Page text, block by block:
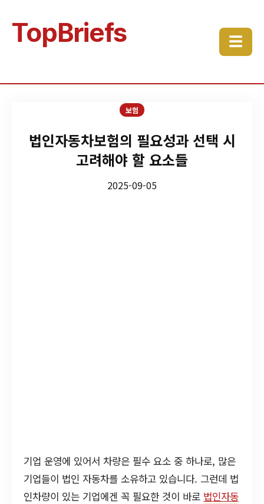
TopBriefs ☰
보험
법인자동차보험의 필요성과 선택 시
고려해야 할 요소들
2025-09-05
기업 운영에 있어서 차량은 필수 요소 중 하나로, 많은
기업들이 법인 자동차를 소유하고 있습니다. 그런데 법
인차량이 있는 기업에겐 꼭 필요한 것이 바로 법인자동